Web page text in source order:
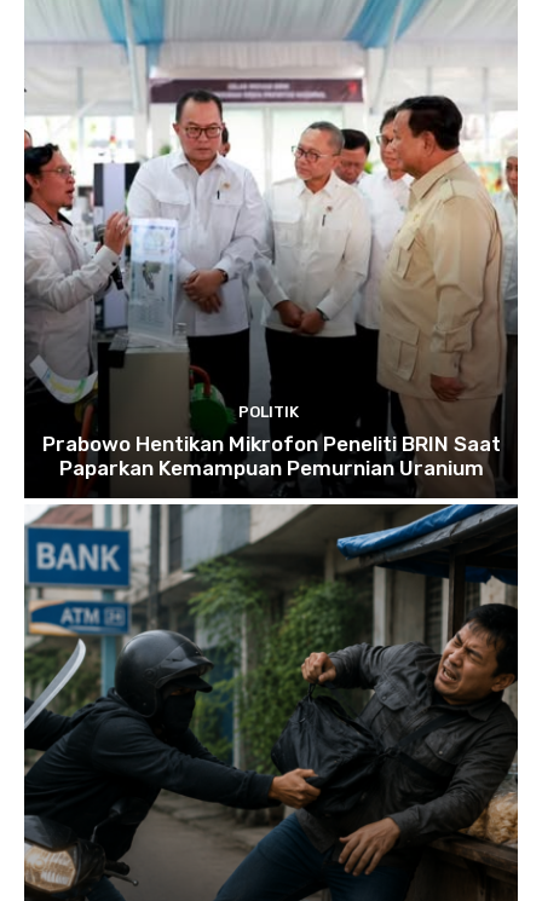
POLITIK
Prabowo Hentikan Mikrofon Peneliti BRIN Saat
Paparkan Kemampuan Pemurnian Uranium